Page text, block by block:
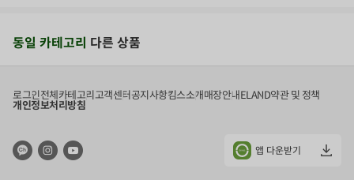
동일 카테고리 다른 상품